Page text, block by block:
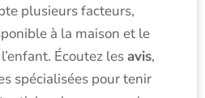
plusieurs facteurs,
à la maison et le
Écoutez lesavis,
spécialisées pour tenir